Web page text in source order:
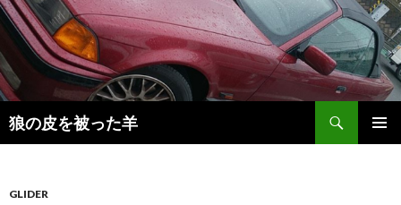
狼の皮を被った羊
検
索
ン
GLIDER